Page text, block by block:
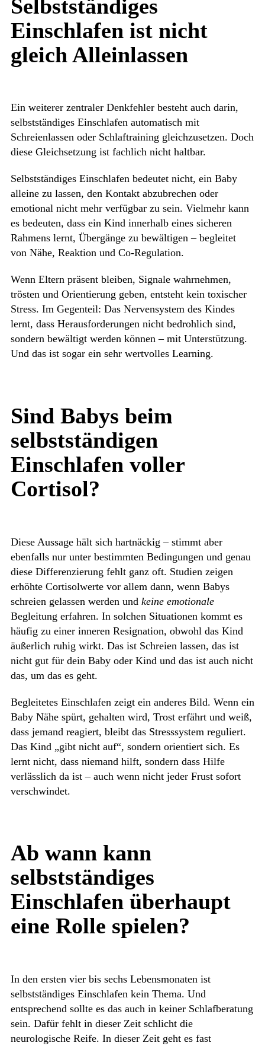
Selbstständiges
Einschlafen ist nicht
gleich Alleinlassen
Ein weiterer zentraler Denkfehler besteht auch darin,
selbstständiges Einschlafen automatisch mit
Schreienlassen oder Schlaftraining gleichzusetzen. Doch
diese Gleichsetzung ist fachlich nicht haltbar.
Selbstständiges Einschlafen bedeutet nicht, ein Baby
alleine zu lassen, den Kontakt abzubrechen oder
emotional nicht mehr verfügbar zu sein. Vielmehr kann
es bedeuten, dass ein Kind innerhalb eines sicheren
Rahmens lernt, Übergänge zu bewältigen – begleitet
von Nähe, Reaktion und Co-Regulation.
Wenn Eltern präsent bleiben, Signale wahrnehmen,
trösten und Orientierung geben, entsteht kein toxischer
Stress. Im Gegenteil: Das Nervensystem des Kindes
lernt, dass Herausforderungen nicht bedrohlich sind,
sondern bewältigt werden können – mit Unterstützung.
Und das ist sogar ein sehr wertvolles Learning.
Sind Babys beim
selbstständigen
Einschlafen voller
Cortisol?
Diese Aussage hält sich hartnäckig – stimmt aber
ebenfalls nur unter bestimmten Bedingungen und genau
diese Differenzierung fehlt ganz oft. Studien zeigen
erhöhte Cortisolwerte vor allem dann, wenn Babys
schreien gelassen werden und keine emotionale
Begleitung erfahren. In solchen Situationen kommt es
häufig zu einer inneren Resignation, obwohl das Kind
äußerlich ruhig wirkt. Das ist Schreien lassen, das ist
nicht gut für dein Baby oder Kind und das ist auch nicht
das, um das es geht.
Begleitetes Einschlafen zeigt ein anderes Bild. Wenn ein
Baby Nähe spürt, gehalten wird, Trost erfährt und weiß,
dass jemand reagiert, bleibt das Stresssystem reguliert.
Das Kind „gibt nicht auf“, sondern orientiert sich. Es
lernt nicht, dass niemand hilft, sondern dass Hilfe
verlässlich da ist – auch wenn nicht jeder Frust sofort
verschwindet.
Ab wann kann
selbstständiges
Einschlafen überhaupt
eine Rolle spielen?
In den ersten vier bis sechs Lebensmonaten ist
selbstständiges Einschlafen kein Thema. Und
entsprechend sollte es das auch in keiner Schlafberatung
sein. Dafür fehlt in dieser Zeit schlicht die
neurologische Reife. In dieser Zeit geht es fast